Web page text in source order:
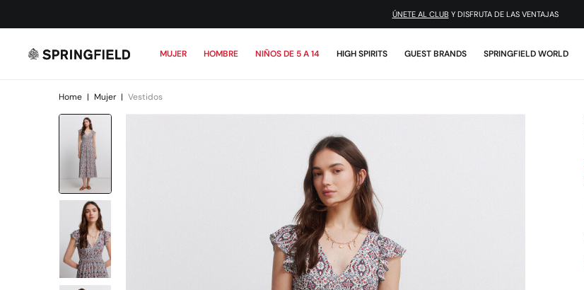
ÚNETE AL CLUB Y DISFRUTA DE LAS VENTAJAS
MUJER HOMBRE NIÑOS DE 5 A 14 HIGH SPIRITS GUEST BRANDS SPRINGFIELD WORLD
Home | Mujer | Vestidos